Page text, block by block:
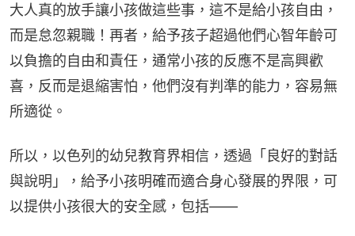
大人真的放手讓小孩做這些事，這不是給小孩自由，
而是怠忽親職！再者，給予孩子超過他們心智年齡可
以負擔的自由和責任，通常小孩的反應不是高興歡
喜，反而是退縮害怕，他們沒有判準的能力，容易無
所適從。
所以，以色列的幼兒教育界相信，透過「良好的對話
與說明」，給予小孩明確而適合身心發展的界限，可
以提供小孩很大的安全感，包括——